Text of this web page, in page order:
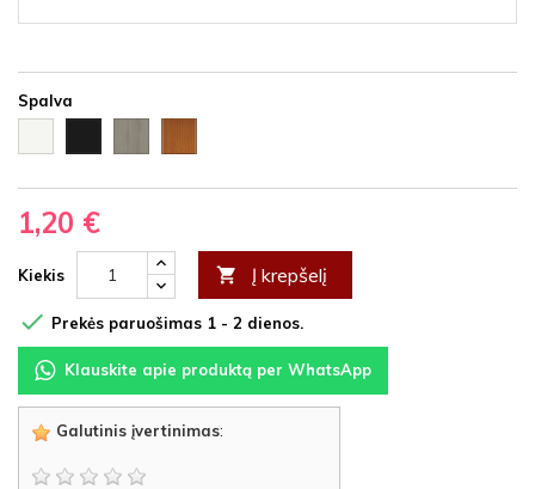
Spalva
HDF
HDF
latte
HDF
1,20 €
Kiekis  Į krepšelį
 Prekės paruošimas 1 - 2 dienos.
Klauskite apie produktą per WhatsApp
Galutinis įvertinimas: